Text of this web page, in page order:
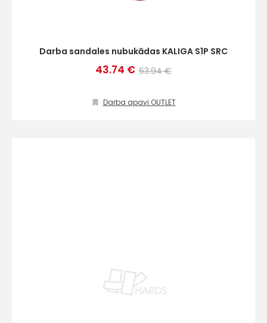
Darba sandales nubukādas KALIGA S1P SRC
43.74 € 63.94 €
Darba apavi OUTLET